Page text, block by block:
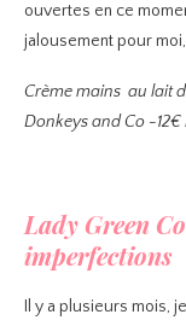
ouvertes en ce
jalousement pour moi,
Crème mains au lait
Donkeys and Co -12€
Lady Green
imperfections
Il y a plusieurs mois,